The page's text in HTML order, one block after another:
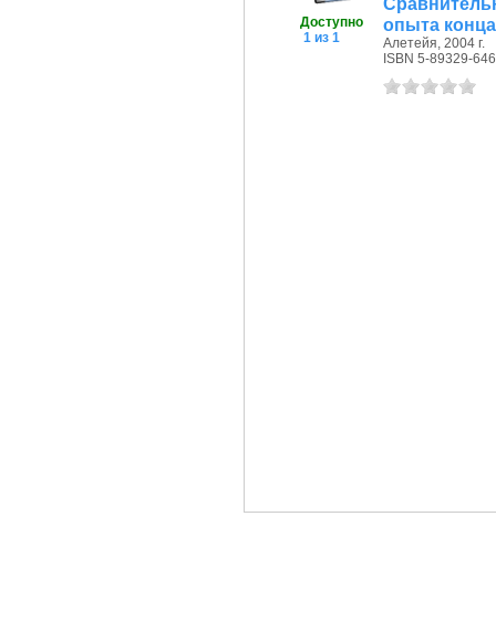
Доступно
1 из 1
опыта конца
Алетейя, 2004 г.
ISBN 5-89329-